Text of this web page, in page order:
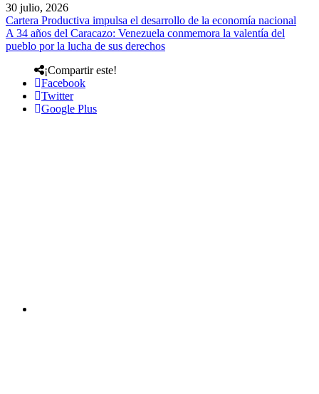
30 julio, 2026
Cartera Productiva impulsa el desarrollo de la economía nacional
A 34 años del Caracazo: Venezuela conmemora la valentía del
pueblo por la lucha de sus derechos
¡Compartir este!
Facebook
Twitter
Google Plus